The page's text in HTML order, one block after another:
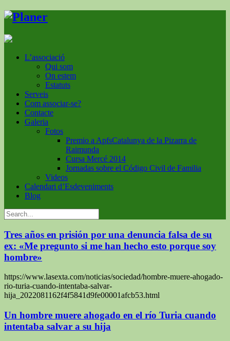
L’associació
Qui som
On estem
Estatuts
Serveis
Com associar-se?
Contacte
Galeria
Fotos
Premio a ApfsCatalunya de la Pizarra de
Raimunda
Cursa Mercé 2014
Jornadas sobre el Código Civil de Familia
Videos
Calendari d’Esdeveniments
Blog
Tres años en prisión por una denuncia falsa de su
ex: «Me pregunto si me han hecho esto porque soy
hombre»
https://www.lasexta.com/noticias/sociedad/hombre-muere-ahogado-
rio-turia-cuando-intentaba-salvar-
hija_2022081162f4f5841d9fe00001afcb53.html
Un hombre muere ahogado en el río Turia cuando
intentaba salvar a su hija